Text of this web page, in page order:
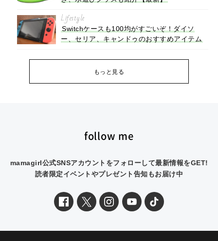
Lifestyle
Switchケースも100均がすごいぞ！ダイソ
ー、セリア、キャンドゥのおすすめアイテム
もっと見る
follow me
mamagirl公式SNSアカウントをフォローして最新情報をGET!
読者限定イベントやプレゼント告知もお届け中